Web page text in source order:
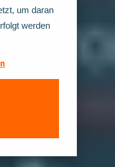
um daran
werden